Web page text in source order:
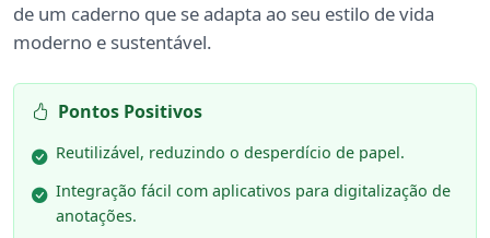
de um caderno que se adapta ao seu estilo de vida
moderno e sustentável.
Pontos Positivos
Reutilizável, reduzindo o desperdício de papel.
Integração fácil com aplicativos para digitalização de
anotações.